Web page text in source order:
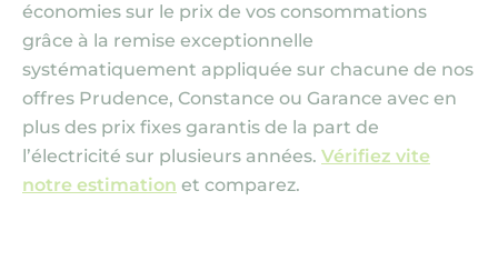
économies sur le prix de vos consommations
grâce à la remise exceptionnelle
systématiquement appliquée sur chacune de nos
offres Prudence, Constance ou Garance avec en
plus des prix fixes garantis de la part de
l’électricité sur plusieurs années. Vérifiez vite
notre estimation et comparez.